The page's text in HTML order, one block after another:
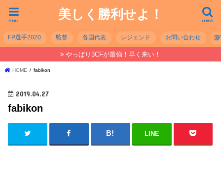
美しく勝利せよ！ search
menu
FP選手2020 監督 各国代表 レジェンド お問い合わせ
やっぱり3CFが最強！早く来い！
HOME fabikon
2019.04.27
fabikon
LINE